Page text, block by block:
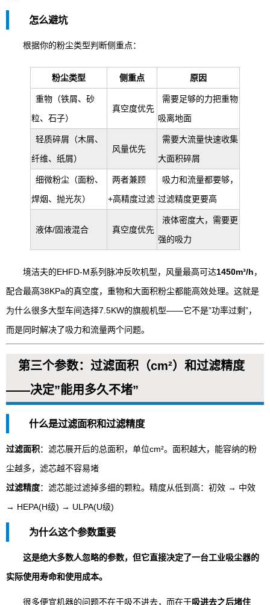
怎么避坑
根据你的粉尘类型判断侧重点：
粉尘类型 侧重点 原因
重物（铁屑、砂
粒、石子）
真空度优先
需要足够的力把重物
吸离地面
轻质碎屑（木屑、
纤维、纸屑）
风量优先
需要大流量快速收集
大面积碎屑
细微粉尘（面粉、
焊烟、抛光灰）
两者兼顾
+高精度过滤
吸力和流量都要够，
过滤精度更要高
液体/固液混合 真空度优先
液体密度大，需要更
强的吸力
境洁夫的EHFD-M系列脉冲反吹机型，风量最高可达1450m³/h，
配合最高38KPa的真空度，重物和大面积粉尘都能高效处理。这就是
为什么很多大型车间选择7.5KW的旗舰机型——它不是”功率过剩”，
而是同时解决了吸力和流量两个问题。
第三个参数：过滤面积（cm²）和过滤精度
——决定”能用多久不堵”
什么是过滤面积和过滤精度
过滤面积：滤芯展开后的总面积，单位cm²。面积越大，能容纳的粉
尘越多，滤芯越不容易堵
过滤精度：滤芯能过滤掉多细的颗粒。精度从低到高：初效 → 中效
→ HEPA(H级) → ULPA(U级)
为什么这个参数重要
这是绝大多数人忽略的参数，但它直接决定了一台工业吸尘器的
实际使用寿命和使用成本。
很多便宜机器的问题不在于吸不进去，而在于吸进去之后堵住